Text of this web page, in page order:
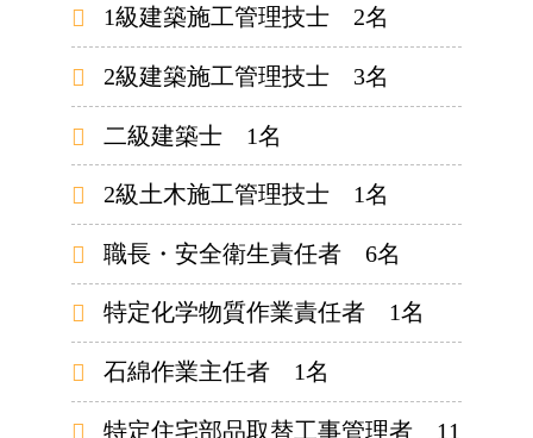
1級建築施工管理技士 2名
2級建築施工管理技士 3名
二級建築士 1名
2級土木施工管理技士 1名
職長・安全衛生責任者 6名
特定化学物質作業責任者 1名
石綿作業主任者 1名
特定住宅部品取替工事管理者 11